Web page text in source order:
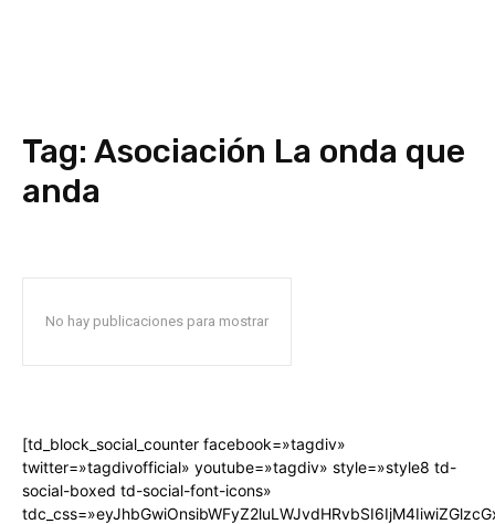
Tag: Asociación La onda que
anda
No hay publicaciones para mostrar
[td_block_social_counter facebook=»tagdiv»
twitter=»tagdivofficial» youtube=»tagdiv» style=»style8 td-
social-boxed td-social-font-icons»